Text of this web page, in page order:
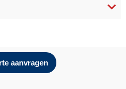
aanvragen